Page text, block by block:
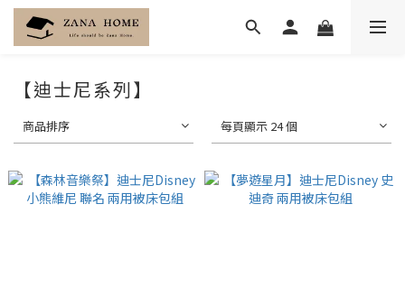
【迪士尼系列】
商品排序 每頁顯示 24 個